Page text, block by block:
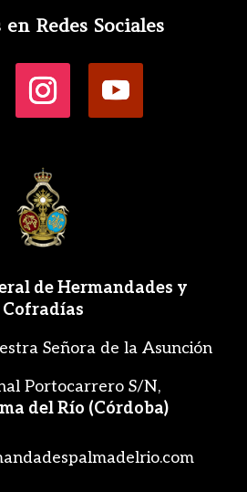
en Redes Sociales
de Hermandades y
Cofradías
Señora de la Asunción
Portocarrero S/N,
del Río (Córdoba)